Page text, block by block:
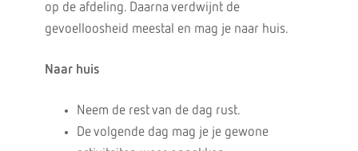
op de afdeling. Daarna verdwijnt de
gevoelloosheid meestal en mag je naar huis.
Naar huis
Neem de rest van de dag rust.
De volgende dag mag je je gewone